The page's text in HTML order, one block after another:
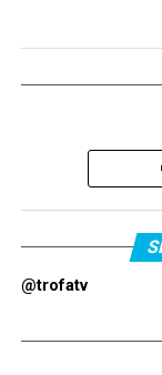
@trofatv